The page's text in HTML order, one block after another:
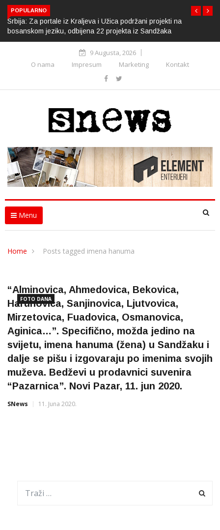
POPULARNO
Srbija: Za portale iz Kraljeva i Užica podržani projekti na
bosanskom jeziku, odbijena 22 projekta iz Sandžaka
9 Augusta, 2026
O nama
Impresum Marketing Kontakt
Menu
Home Posts tagged imena hanuma
FOTO DANA
“Alminovica, Ahmedovica, Bekovica,
Harunovica, Sanjinovica, Ljutvovica,
Mirzetovica, Fuadovica, Osmanovica,
Aginica…”. Specifično, možda jedino na
svijetu, imena hanuma (žena) u Sandžaku i
dalje se pišu i izgovaraju po imenima svojih
muževa. Bedževi u prodavnici suvenira
“Pazarnica”. Novi Pazar, 11. jun 2020.
SNews 11. Juna 2020.